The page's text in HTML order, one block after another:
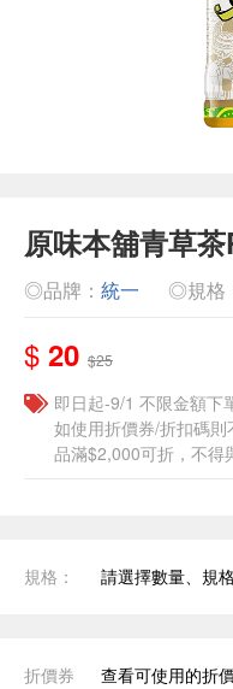
原味本舖青草
◎品牌： 統一 ◎規格
$ 20 $25
即日起-9/1 不限金額下
如使用折價券/折扣碼
品滿$2,000可折，不得
規格： 請選擇數量、規
折價券 查看可使用的折